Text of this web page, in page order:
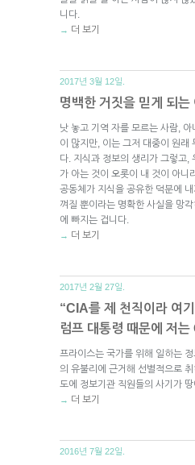
니다.
→ 더 보기
2017년 3월 12일.
명백한 거짓을 믿게 되는
낫 놓고 기역 자를 모르는 사람,
이 많지만, 이는 그저 대중이 원래
다. 지식과 정보의 생리가 그렇고,
가 아는 것이 오롯이 내 것이 아니
공동체가 지식을 공유한 덕분에
껴질 뿐이라는 명확한 사실을 망
에 빠지는 겁니다.
→ 더 보기
2017년 2월 27일.
“CIA를 제 천직이라 여
럼프 대통령 때문에 저
프라이스는 국가를 위해 일하는
의 유불리에 근거해 선별적으로
도에 정보기관 직원들의 사기가
→ 더 보기
2016년 7월 22일.